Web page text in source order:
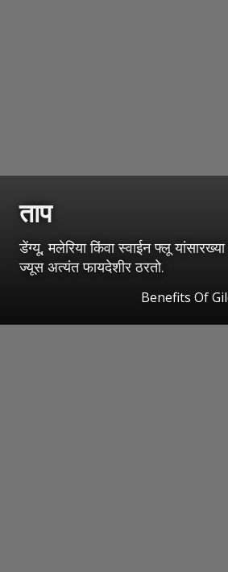
ताप
डेंग्यू, मलेरिया किंवा स्वाईन फ्लू यांसारख्या
ज्यूस अत्यंत फायदेशीर ठरतो.
Benefits Of